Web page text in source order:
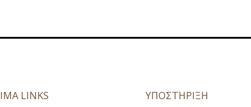
LINKS ΥΠΟΣΤΗΡΙΞΗ